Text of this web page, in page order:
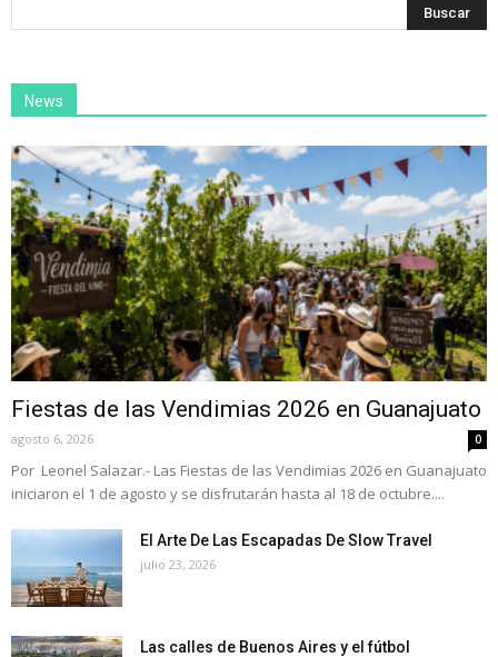
News
Fiestas de las Vendimias 2026 en Guanajuato
agosto 6, 2026 0
Por Leonel Salazar.- Las Fiestas de las Vendimias 2026 en Guanajuato
iniciaron el 1 de agosto y se disfrutarán hasta al 18 de octubre....
El Arte De Las Escapadas De Slow Travel
julio 23, 2026
Las calles de Buenos Aires y el fútbol